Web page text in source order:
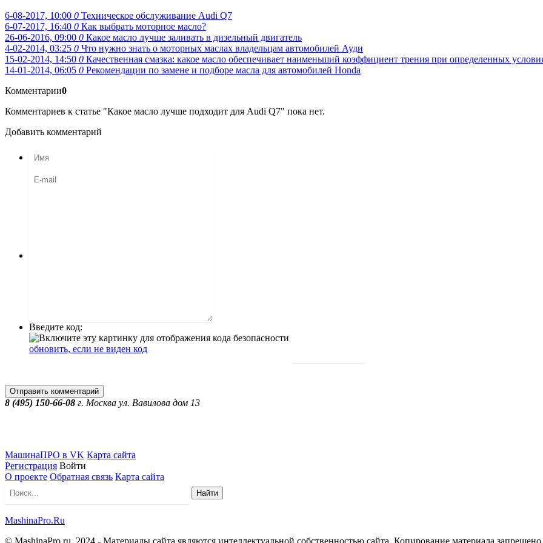
6-08-2017, 10:00 0 Техническое обслуживание Audi Q7
6-07-2017, 16:40 0 Как выбрать моторное масло?
26-06-2016, 09:00 0 Какое масло лучше заливать в дизельный двигатель
4-02-2014, 03:25 0 Что нужно знать о моторных маслах владельцам автомобилей Ауди
15-02-2014, 14:50 0 Качественная смазка: какое масло обеспечивает наименьший коэффициент трения при определенных
14-01-2014, 06:05 0 Рекомендации по замене и подборе масла для автомобилей Honda
Комментарии0
Комментариев к статье "Какое масло лучше подходит для Audi Q7" пока нет.
Добавить комментарий
Введите код:
обновить, если не виден код
Отправить комментарий
8 (495) 150-66-08 г. Москва ул. Вавилова дом 13
МашинаПРО в VK Карта сайта
Регистрация Войти
О проекте Обратная связь Карта сайта
Найти
MashinaPro.Ru